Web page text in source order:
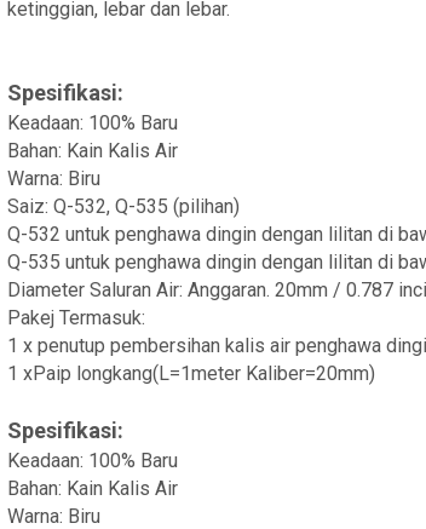
ketinggian, lebar dan lebar.
Spesifikasi:
Keadaan: 100% Baru
Bahan: Kain Kalis Air
Warna: Biru
Saiz: Q-532, Q-535 (pilihan)
Q-532 untuk penghawa dingin dengan lilitan di
Q-535 untuk penghawa dingin dengan lilitan di
Diameter Saluran Air: Anggaran. 20mm / 0.787 inci
Pakej Termasuk:
1 x penutup pembersihan kalis air penghawa
1 xPaip longkang(L=1meter Kaliber=20mm)
Spesifikasi:
Keadaan: 100% Baru
Bahan: Kain Kalis Air
Warna: Biru